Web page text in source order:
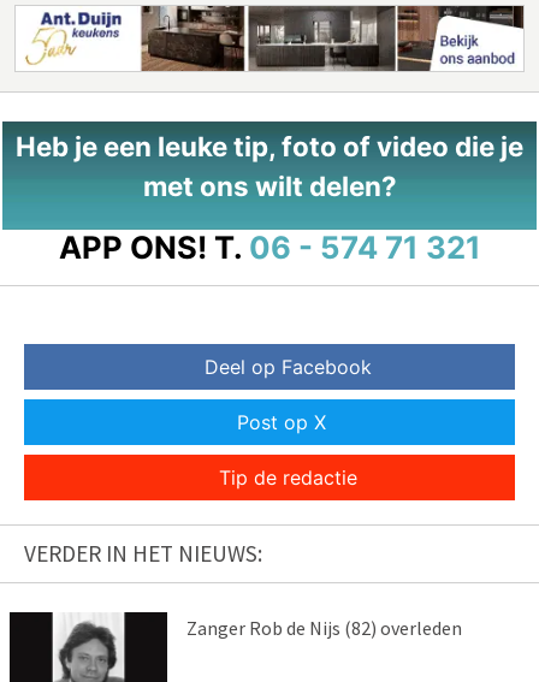
Heb je een leuke tip, foto of video die je
met ons wilt delen?
APP ONS! T. 06 - 574 71 321
Deel op Facebook
Post op X
Tip de redactie
VERDER IN HET NIEUWS:
Zanger Rob de Nijs (82) overleden